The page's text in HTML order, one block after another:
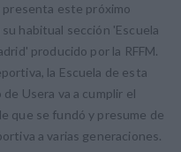
presenta este próximo
habitual sección 'Escuela
producido por la RFFM.
la Escuela de esta
Usera va a cumplir el
que se fundó y presume de
a varias generaciones.